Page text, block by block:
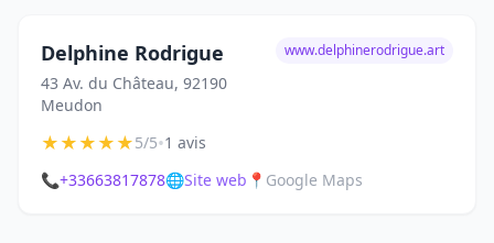
Delphine Rodrigue
43 Av. du Château, 92190
Meudon
www.delphinerodrigue.art
★★★★★5/5•1 avis
📞+33663817878🌐Site web 📍 Google Maps